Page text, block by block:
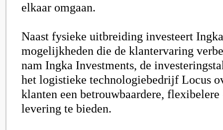
elkaar omgaan.
Naast fysieke uitbreiding investeert
mogelijkheden die de klantervaring
nam Ingka Investments, de
het logistieke technologiebedrijf Locus
klanten een betrouwbaardere, flexibelere
levering te bieden.